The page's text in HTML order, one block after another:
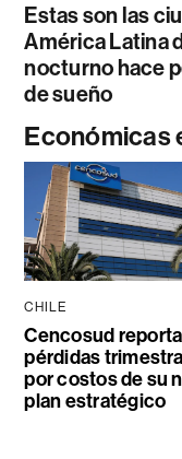
Estas son las
América Latina
nocturno hace
de sueño
Económicas
CHILE
Cencosud reporta
pérdidas
por costos de su
plan estratégico